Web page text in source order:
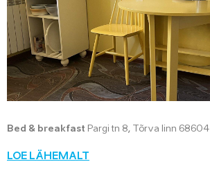
Bed & breakfast Pargi tn 8, Tõrva linn 68604
LOE LÄHEMALT